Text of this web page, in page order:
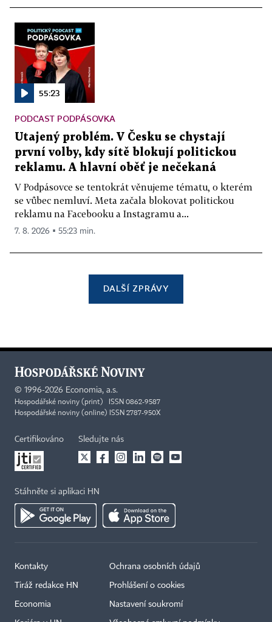
55:23
PODCAST PODPÁSOVKA
Utajený problém. V Česku se chystají
první volby, kdy sítě blokují politickou
reklamu. A hlavní oběť je nečekaná
V Podpásovce se tentokrát věnujeme tématu, o kterém
se vůbec nemluví. Meta začala blokovat politickou
reklamu na Facebooku a Instagramu a...
7. 8. 2026 ▪ 55:23 min.
DALŠÍ ZPRÁVY
© 1996-2026 Economia, a.s.
Hospodářské noviny (print) ISSN 0862-9587
Hospodářské noviny (online) ISSN 2787-950X
Certifikováno Sledujte nás
Stáhněte si aplikaci HN
Kontakty
Tiráž redakce HN
Economia
Ochrana osobních údajů
Prohlášení o cookies
Nastavení soukromí